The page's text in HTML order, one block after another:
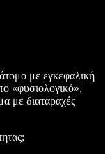
με εγκεφαλική
«φυσιολογικό»,
με διαταραχές